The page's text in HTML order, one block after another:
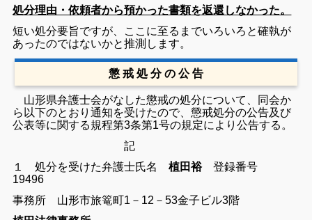
処分理由・依頼者から預かった書類を返還しなかった。
短い処分要旨ですが、ここに至るまでいろいろと確執が
あったのではないかと推測します。
懲 戒 処 分 の 公 告
山形県弁護士会がなした懲戒の処分について、同会か
ら以下のとおり通知を受けたので、懲戒処分の公告及び
公表等に関する規程第3条第1号の規定により公告する。
記
１ 処分を受けた弁護士氏名 植田裕登録番号
19496
事務所 山形市旅篭町1－12－53金子ビル3階